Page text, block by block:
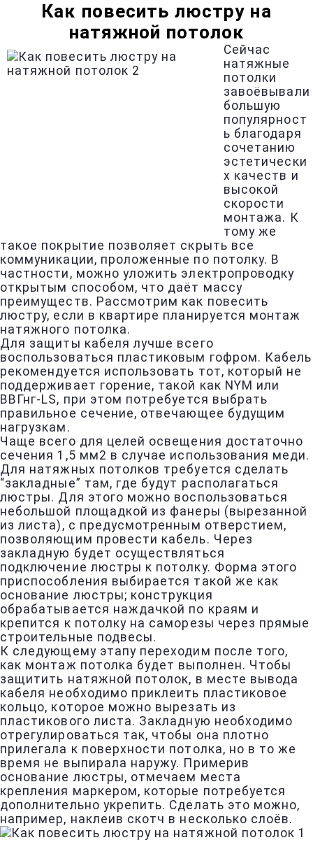
Как повесить люстру на
натяжной потолок
Сейчас
натяжные
потолки
завоёвывали
большую
популярност
ь благодаря
сочетанию
эстетически
х качеств и
высокой
скорости
монтажа. К
тому же
такое покрытие позволяет скрыть все
коммуникации, проложенные по потолку. В
частности, можно уложить электропроводку
открытым способом, что даёт массу
преимуществ. Рассмотрим как повесить
люстру, если в квартире планируется монтаж
натяжного потолка.
Для защиты кабеля лучше всего
воспользоваться пластиковым гофром. Кабель
рекомендуется использовать тот, который не
поддерживает горение, такой как NYM или
ВВГнг-LS, при этом потребуется выбрать
правильное сечение, отвечающее будущим
нагрузкам.
Чаще всего для целей освещения достаточно
сечения 1,5 мм2 в случае использования меди.
Для натяжных потолков требуется сделать
“закладные” там, где будут располагаться
люстры. Для этого можно воспользоваться
небольшой площадкой из фанеры (вырезанной
из листа), с предусмотренным отверстием,
позволяющим провести кабель. Через
закладную будет осуществляться
подключение люстры к потолку. Форма этого
приспособления выбирается такой же как
основание люстры; конструкция
обрабатывается наждачкой по краям и
крепится к потолку на саморезы через прямые
строительные подвесы.
К следующему этапу переходим после того,
как монтаж потолка будет выполнен. Чтобы
защитить натяжной потолок, в месте вывода
кабеля необходимо приклеить пластиковое
кольцо, которое можно вырезать из
пластикового листа. Закладную необходимо
отрегулироваться так, чтобы она плотно
прилегала к поверхности потолка, но в то же
время не выпирала наружу. Примерив
основание люстры, отмечаем места
крепления маркером, которые потребуется
дополнительно укрепить. Сделать это можно,
например, наклеив скотч в несколько слоёв.